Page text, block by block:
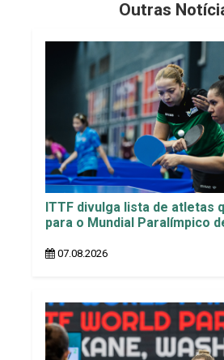
Outras
ITTF divulga lista de atletas
para o Mundial Paralímpico
07.08.2026